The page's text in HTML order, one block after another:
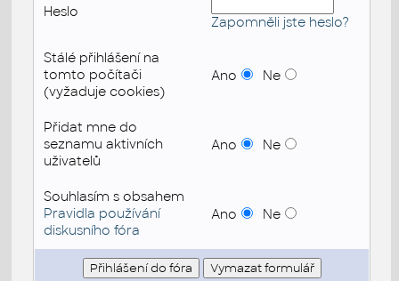
Heslo
Zapomněli jste heslo?
Stálé přihlášení na
tomto počítači
(vyžaduje cookies)
Ano Ne
Přidat mne do
seznamu aktivních
uživatelů
Ano Ne
Souhlasím s obsahem
Pravidla používání
diskusního fóra
Ano Ne